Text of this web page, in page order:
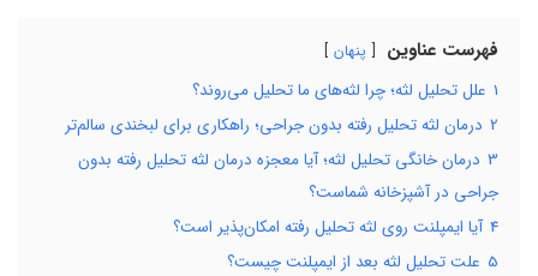
فهرست عناوین پنهان
1 علل تحلیل لثه؛ چرا لثه‌های ما تحلیل می‌روند؟
2 درمان لثه تحلیل رفته بدون جراحی؛ راهکاری برای لبخندی سالم‌تر
3 درمان خانگی تحلیل لثه؛ آیا معجزه درمان لثه تحلیل رفته بدون
جراحی در آشپزخانه شماست؟
4 آیا ایمپلنت روی لثه تحلیل رفته امکان‌پذیر است؟
5 علت تحلیل لثه بعد از ایمپلنت چیست؟